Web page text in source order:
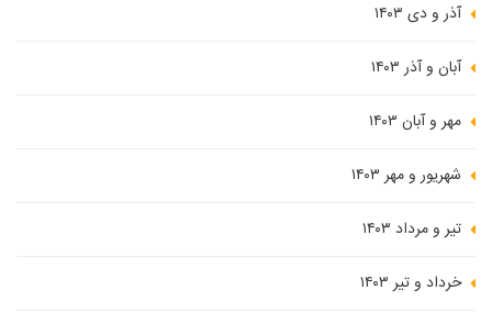
آذر و دی ۱۴۰۳
آبان و آذر ۱۴۰۳
مهر و آبان ۱۴۰۳
شهریور و مهر ۱۴۰۳
تیر و مرداد ۱۴۰۳
خرداد و تیر ۱۴۰۳